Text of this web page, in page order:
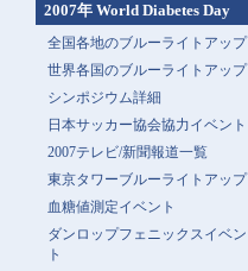
2007年 World Diabetes Day
全国各地のブルーライトアップ
世界各国のブルーライトアップ
シンポジウム詳細
日本サッカー協会協力イベント
2007テレビ/新聞報道一覧
東京タワーブルーライトアップ
血糖値測定イベント
ダンロップフェニックスイベン
ト